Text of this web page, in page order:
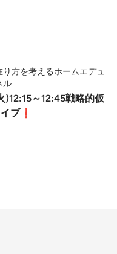
方を考えるホームエデュ
ル
～12:45戦略的仮
ブ❗️